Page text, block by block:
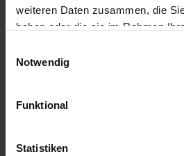
weiteren Daten zusammen, die
haben oder die sie im Rahmen
Notwendig
Funktional
Statistiken